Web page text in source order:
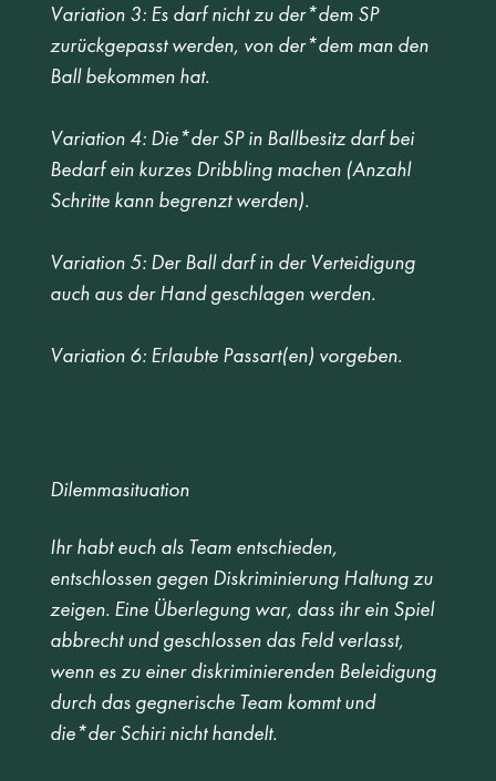
Variation 3: Es darf nicht zu der*dem SP
zurückgepasst werden, von der*dem man den
Ball bekommen hat.
Variation 4: Die*der SP in Ballbesitz darf bei
Bedarf ein kurzes Dribbling machen (Anzahl
Schritte kann begrenzt werden).
Variation 5: Der Ball darf in der Verteidigung
auch aus der Hand geschlagen werden.
Variation 6: Erlaubte Passart(en) vorgeben.
Dilemmasituation
Ihr habt euch als Team entschieden,
entschlossen gegen Diskriminierung Haltung zu
zeigen. Eine Überlegung war, dass ihr ein Spiel
abbrecht und geschlossen das Feld verlasst,
wenn es zu einer diskriminierenden Beleidigung
durch das gegnerische Team kommt und
die*der Schiri nicht handelt.